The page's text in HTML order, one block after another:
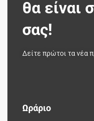
θα είναι
σας!
Δείτε πρώτοι τα νέα
Ωράριο